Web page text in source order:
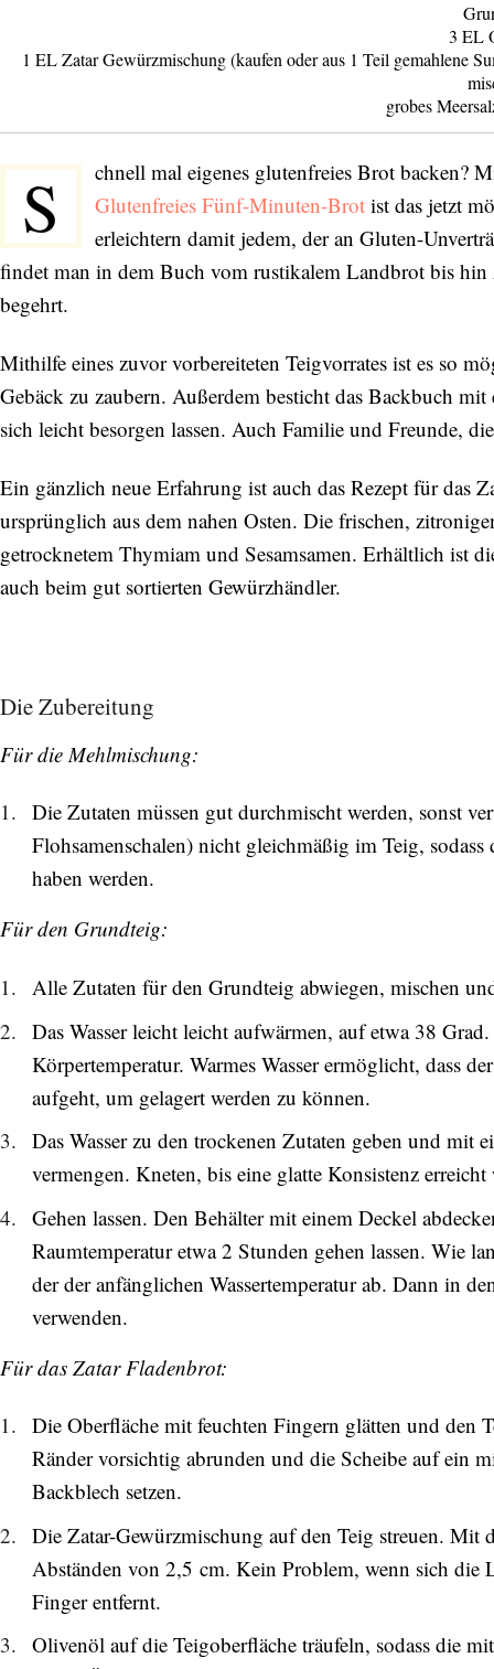
3 EL
1 EL Zatar Gewürzmischung (kaufen oder aus 1 Teil gemahlene
grobes
S
chnell mal eigenes glutenfreies Brot backen?
Glutenfreies Fünf-Minuten-Brot ist das jetzt
erleichtern damit jedem, der an Gluten-
findet man in dem Buch vom rustikalem Landbrot bis hin
begehrt.
Mithilfe eines zuvor vorbereiteten Teigvorrates ist es so
Gebäck zu zaubern. Außerdem besticht das Backbuch
sich leicht besorgen lassen. Auch Familie und Freunde,
Ein gänzlich neue Erfahrung ist auch das Rezept für das
ursprünglich aus dem nahen Osten. Die frischen,
getrocknetem Thymiam und Sesamsamen. Erhältlich ist
auch beim gut sortierten Gewürzhändler.
Die Zubereitung
Für die Mehlmischung:
Die Zutaten müssen gut durchmischt werden, sonst
Flohsamenschalen) nicht gleichmäßig im Teig,
haben werden.
Für den Grundteig:
Alle Zutaten für den Grundteig abwiegen, mischen
Das Wasser leicht leicht aufwärmen, auf etwa 38
Körpertemperatur. Warmes Wasser ermöglicht, dass
aufgeht, um gelagert werden zu können.
Das Wasser zu den trockenen Zutaten geben und mit
vermengen. Kneten, bis eine glatte Konsistenz
Gehen lassen. Den Behälter mit einem Deckel
Raumtemperatur etwa 2 Stunden gehen lassen. Wie
der der anfänglichen Wassertemperatur ab. Dann in
verwenden.
Für das Zatar Fladenbrot:
Die Oberfläche mit feuchten Fingern glätten und den
Ränder vorsichtig abrunden und die Scheibe auf ein
Backblech setzen.
Die Zatar-Gewürzmischung auf den Teig streuen.
Abständen von 2,5 cm. Kein Problem, wenn sich die
Finger entfernt.
Olivenöl auf die Teigoberfläche träufeln, sodass die